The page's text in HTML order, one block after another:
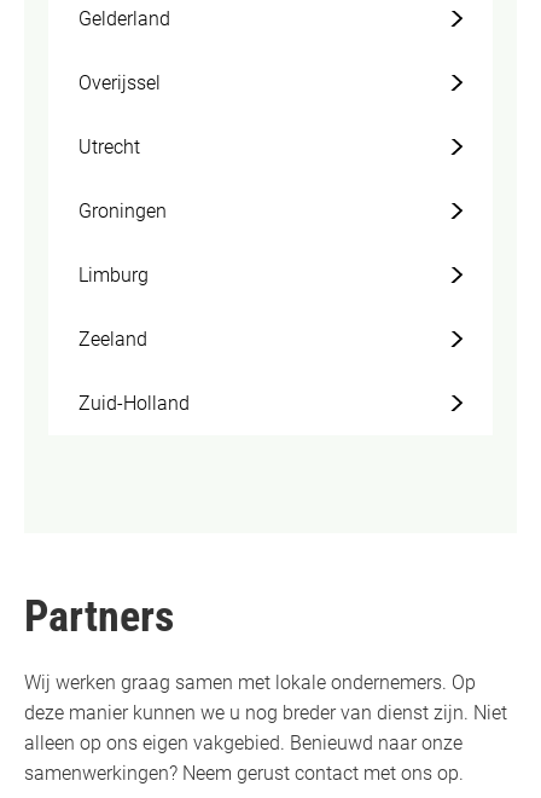
Gelderland
Overijssel
Utrecht
Groningen
Limburg
Zeeland
Zuid-Holland
Partners
Wij werken graag samen met lokale ondernemers. Op
deze manier kunnen we u nog breder van dienst zijn. Niet
alleen op ons eigen vakgebied. Benieuwd naar onze
samenwerkingen? Neem gerust contact met ons op.